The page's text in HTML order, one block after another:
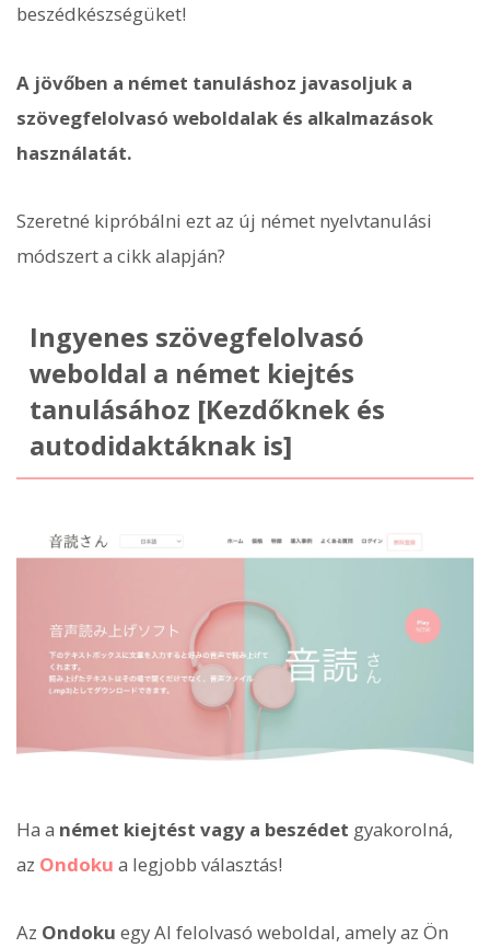
beszédkészségüket!
A jövőben a német tanuláshoz javasoljuk a
szövegfelolvasó weboldalak és alkalmazások
használatát.
Szeretné kipróbálni ezt az új német nyelvtanulási
módszert a cikk alapján?
Ingyenes szövegfelolvasó
weboldal a német kiejtés
tanulásához [Kezdőknek és
autodidaktáknak is]
Ha a német kiejtést vagy a beszédet gyakorolná,
az Ondoku a legjobb választás!
Az Ondoku egy AI felolvasó weboldal, amely az Ön